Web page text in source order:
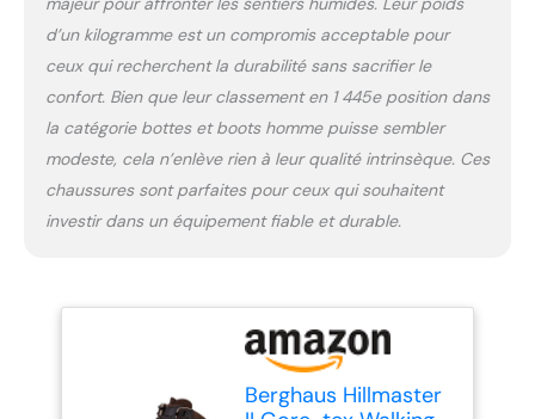
d’un kilogramme est un compromis acceptable pour
ceux qui recherchent la durabilité sans sacrifier le
confort. Bien que leur classement en 1 445e position dans
la catégorie bottes et boots homme puisse sembler
modeste, cela n’enlève rien à leur qualité intrinsèque. Ces
chaussures sont parfaites pour ceux qui souhaitent
investir dans un équipement fiable et durable.
Berghaus Hillmaster